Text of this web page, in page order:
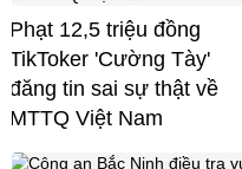
Phạt 12,5 triệu đồng
TikToker 'Cường Tày'
đăng tin sai sự thật về
MTTQ Việt Nam